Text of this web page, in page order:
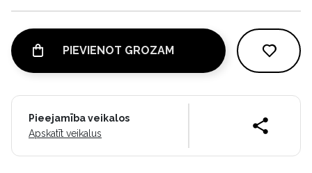
PIEVIENOT GROZAM
Pieejamība veikalos
Apskatīt veikalus